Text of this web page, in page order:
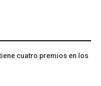
cuatro premios en los